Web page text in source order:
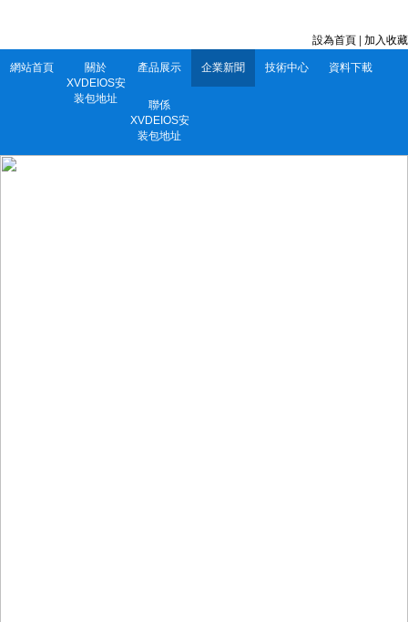
設為首頁 加入收藏
網站首頁
關於
XVDEIOS安
装包地址
產品展示 企業新聞 技術中心 資料下載
聯係
XVDEIOS安
装包地址